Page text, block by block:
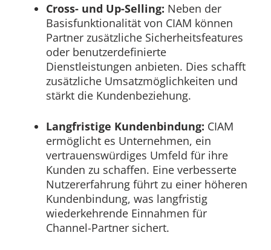
Cross- und Up-Selling: Neben der
Basisfunktionalität von CIAM können
Partner zusätzliche Sicherheitsfeatures
oder benutzerdefinierte
Dienstleistungen anbieten. Dies schafft
zusätzliche Umsatzmöglichkeiten und
stärkt die Kundenbeziehung.
Langfristige Kundenbindung: CIAM
ermöglicht es Unternehmen, ein
vertrauenswürdiges Umfeld für ihre
Kunden zu schaffen. Eine verbesserte
Nutzererfahrung führt zu einer höheren
Kundenbindung, was langfristig
wiederkehrende Einnahmen für
Channel-Partner sichert.